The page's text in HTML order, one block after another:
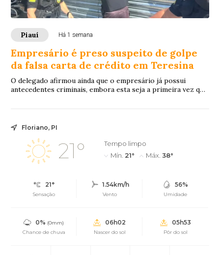
Piauí Há 1 semana
Empresário é preso suspeito de golpe
da falsa carta de crédito em Teresina
O delegado afirmou ainda que o empresário já possui
antecedentes criminais, embora esta seja a primeira vez que
Floriano, PI
21°
Tempo limpo
Mín. 21° Máx. 38°
21°
Sensação
1.54km/h
Vento
56%
Umidade
0% (0mm)
Chance de chuva
06h02
Nascer do sol
05h53
Pôr do sol